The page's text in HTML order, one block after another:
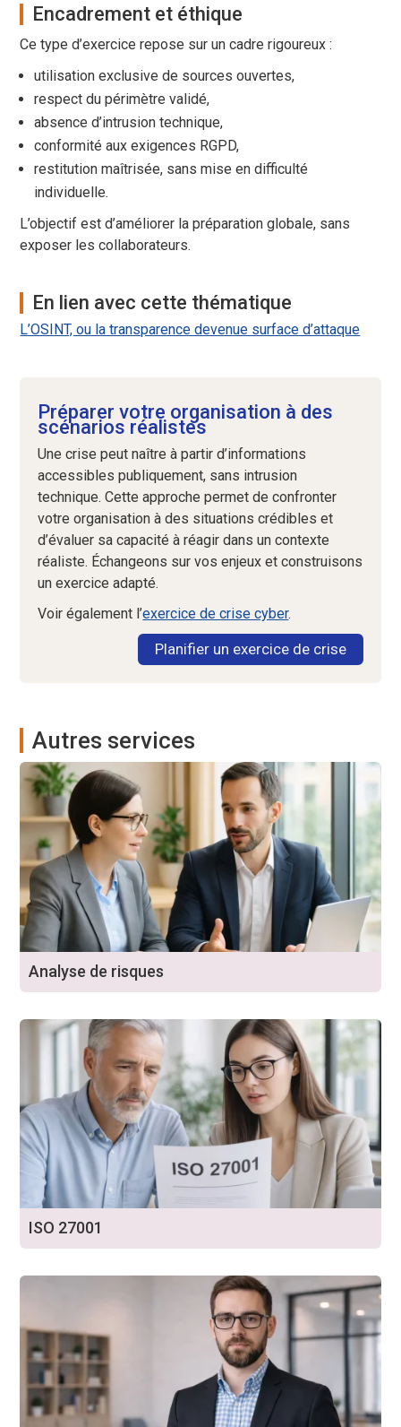
Encadrement et éthique
Ce type d’exercice repose sur un cadre rigoureux :
utilisation exclusive de sources ouvertes,
respect du périmètre validé,
absence d’intrusion technique,
conformité aux exigences RGPD,
restitution maîtrisée, sans mise en difficulté
individuelle.
L’objectif est d’améliorer la préparation globale, sans
exposer les collaborateurs.
En lien avec cette thématique
L’OSINT, ou la transparence devenue surface d’attaque
Préparer votre organisation à des
scénarios réalistes
Une crise peut naître à partir d’informations
accessibles publiquement, sans intrusion
technique. Cette approche permet de confronter
votre organisation à des situations crédibles et
d’évaluer sa capacité à réagir dans un contexte
réaliste. Échangeons sur vos enjeux et construisons
un exercice adapté.
Voir également l’exercice de crise cyber.
Planifier un exercice de crise
Autres services
Analyse de risques
ISO 27001